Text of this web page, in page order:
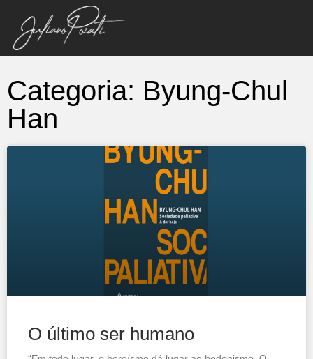
Categoria: Byung-Chul
Han
O último ser humano